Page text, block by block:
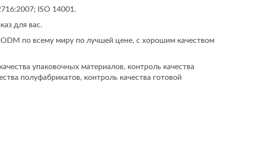
ISO 14001.
для вас.
по всему миру по лучшей цене, с хорошим качеством
упаковочных материалов, контроль качества
полуфабрикатов, контроль качества готовой